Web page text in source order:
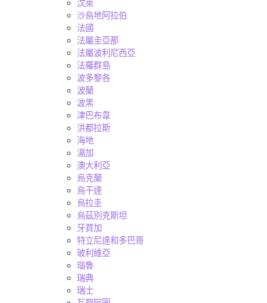
汶萊
沙烏地阿拉伯
法國
法屬圭亞那
法屬波利尼西亞
法羅群島
波多黎各
波蘭
波黑
津巴布韋
洪都拉斯
海地
湯加
澳大利亞
烏克蘭
烏干達
烏拉圭
烏茲別克斯坦
牙買加
特立尼達和多巴哥
玻利維亞
瑙魯
瑞典
瑞士